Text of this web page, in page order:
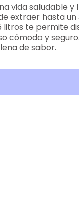
vida saludable
extraer hasta un
litros te permite
cómodo y
de sabor.